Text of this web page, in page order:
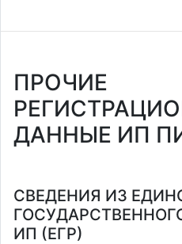
ПРОЧИЕ
ДАННЫЕ ИП
СВЕДЕНИЯ ИЗ
ИП (ЕГР)